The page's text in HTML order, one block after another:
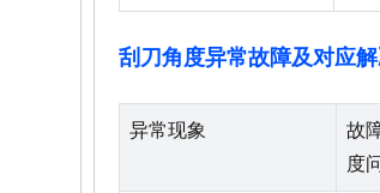
刮刀角度异常故障及对应
异常现象
故
度